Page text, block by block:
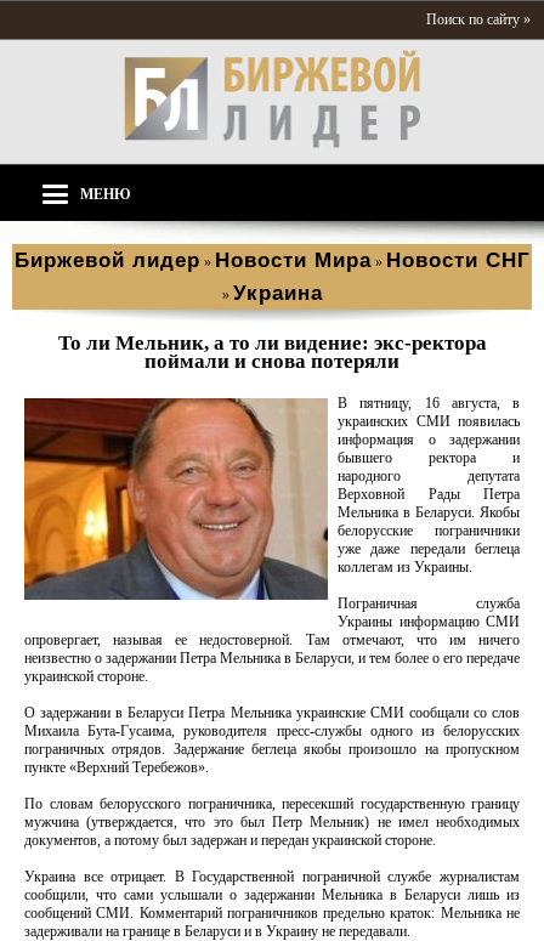
Поиск по сайту »
МЕНЮ
Биржевой лидер » Новости Мира » Новости СНГ
» Украина
То ли Мельник, а то ли видение: экс-ректора
поймали и снова потеряли
В пятницу, 16 августа, в
украинских СМИ появилась
информация о задержании
бывшего ректора и
народного депутата
Верховной Рады Петра
Мельника в Беларуси. Якобы
белорусские пограничники
уже даже передали беглеца
коллегам из Украины.
Пограничная служба
Украины информацию СМИ
опровергает, называя ее недостоверной. Там отмечают, что им ничего
неизвестно о задержании Петра Мельника в Беларуси, и тем более о его передаче
украинской стороне.
О задержании в Беларуси Петра Мельника украинские СМИ сообщали со слов
Михаила Бута-Гусаима, руководителя пресс-службы одного из белорусских
пограничных отрядов. Задержание беглеца якобы произошло на пропускном
пункте «Верхний Теребежов».
По словам белорусского пограничника, пересекший государственную границу
мужчина (утверждается, что это был Петр Мельник) не имел необходимых
документов, а потому был задержан и передан украинской стороне.
Украина все отрицает. В Государственной пограничной службе журналистам
сообщили, что сами услышали о задержании Мельника в Беларуси лишь из
сообщений СМИ. Комментарий пограничников предельно краток: Мельника не
задерживали на границе в Беларуси и в Украину не передавали.